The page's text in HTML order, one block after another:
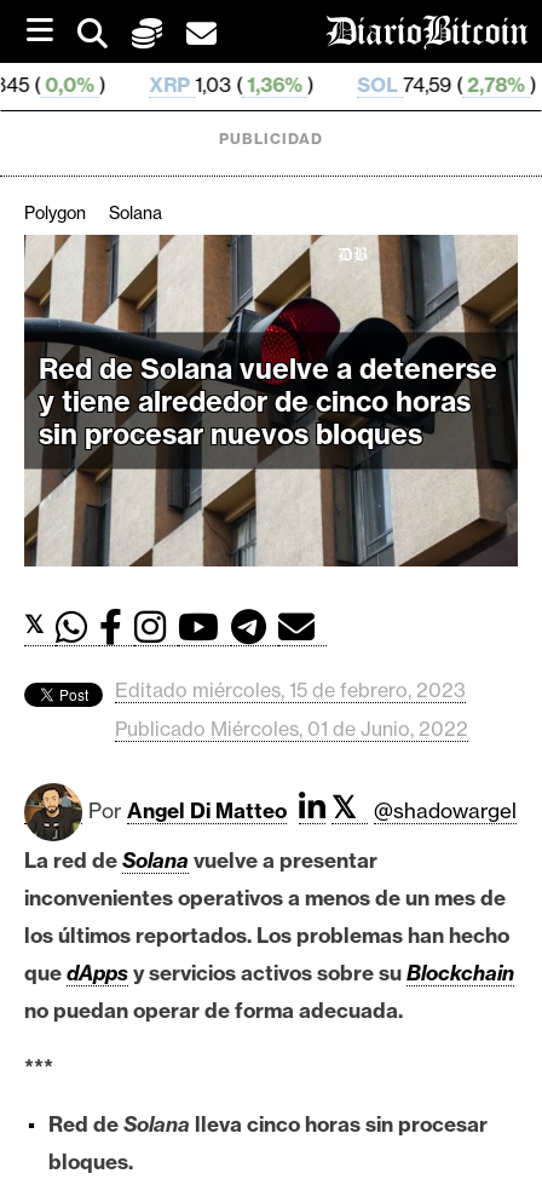
i
p
t
o
XRP1,03 ( 1,36%) SOL74,59 ( 2,78%) TRX
i
p
t
o
M
e
r
a
o
t
o
i
n
E
r
e
PUBLICIDAD
Polygon Solana
Red de Solana vuelve a detenerse
y tiene alrededor de cinco horas
sin procesar nuevos bloques
𝕏
Editado miércoles, 15 de febrero, 2023
Publicado Miércoles, 01 de Junio, 2022
Por Angel Di Matteo 𝕏
@shadowargel
La red deSolana vuelve a presentar
inconvenientes operativos a menos de un mes de
los últimos reportados. Los problemas han hecho
quedAppsy servicios activos sobre suBlockchain
no puedan operar de forma adecuada.
***
Red deSolana lleva cinco horas sin procesar
bloques.